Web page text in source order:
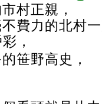
村正親，
費力的北村
彩，
笹野高史，